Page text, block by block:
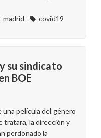
madrid
covid19
su sindicato
BOE
una película del género
tratara, la dirección y
perdonado la